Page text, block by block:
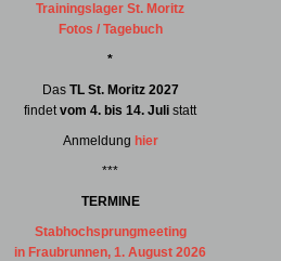
Trainingslager St. Moritz
Fotos / Tagebuch
*
Das TL St. Moritz 2027
findetvom 4. bis 14. Juli statt
Anmeldung hier
***
TERMINE
Stabhochsprungmeeting
in Fraubrunnen, 1. August 2026